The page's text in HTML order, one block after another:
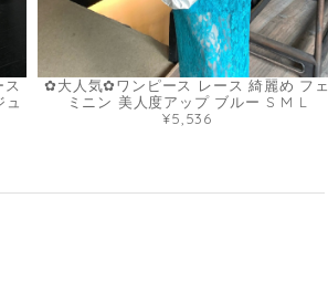
✿大人気✿ワンピース レース 綺麗め フェ
ミニン 美人度アップ ブルー S M L
¥5,536